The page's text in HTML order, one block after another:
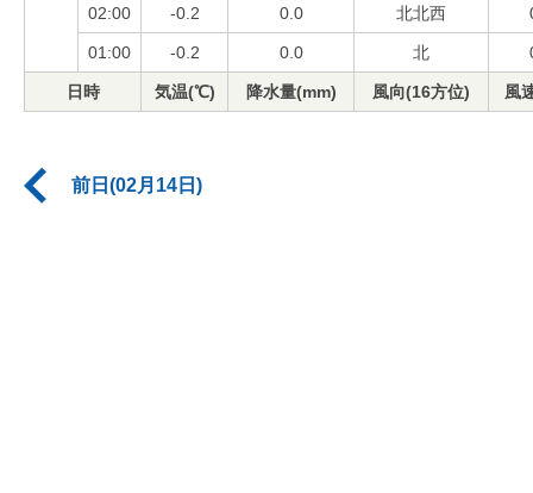
02:00 -0.2 0.0 北北西
01:00 -0.2 0.0 北
日時 気温(℃) 降水量(mm) 風向(16方位) 風
前日(02月14日)